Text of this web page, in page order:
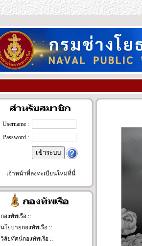
Username :
Password :
เจ้าหน้าที่ลงทะเบียนใหม่ที่นี่
กองทัพเรือ ::
นโยบายกองทัพเรือ ::
วิสัยทัศน์กองทัพเรือ ::